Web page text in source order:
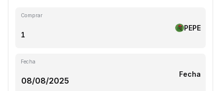
Comprar
PEPE
Fecha
Fecha